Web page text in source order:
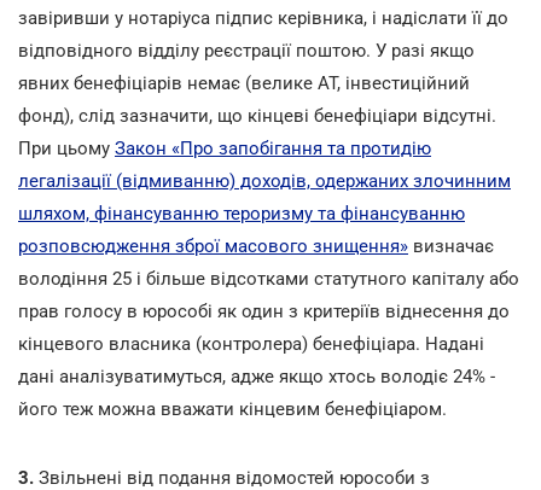
завіривши у нотаріуса підпис керівника, і надіслати її до
відповідного відділу реєстрації поштою. У разі якщо
явних бенефіціарів немає (велике АТ, інвестиційний
фонд), слід зазначити, що кінцеві бенефіціари відсутні.
При цьому Закон «Про запобігання та протидію
легалізації (відмиванню) доходів, одержаних злочинним
шляхом, фінансуванню тероризму та фінансуванню
розповсюдження зброї масового знищення» визначає
володіння 25 і більше відсотками статутного капіталу або
прав голосу в юрособі як один з критеріїв віднесення до
кінцевого власника (контролера) бенефіціара. Надані
дані аналізуватимуться, адже якщо хтось володіє 24% -
його теж можна вважати кінцевим бенефіціаром.
3. Звільнені від подання відомостей юрособи з